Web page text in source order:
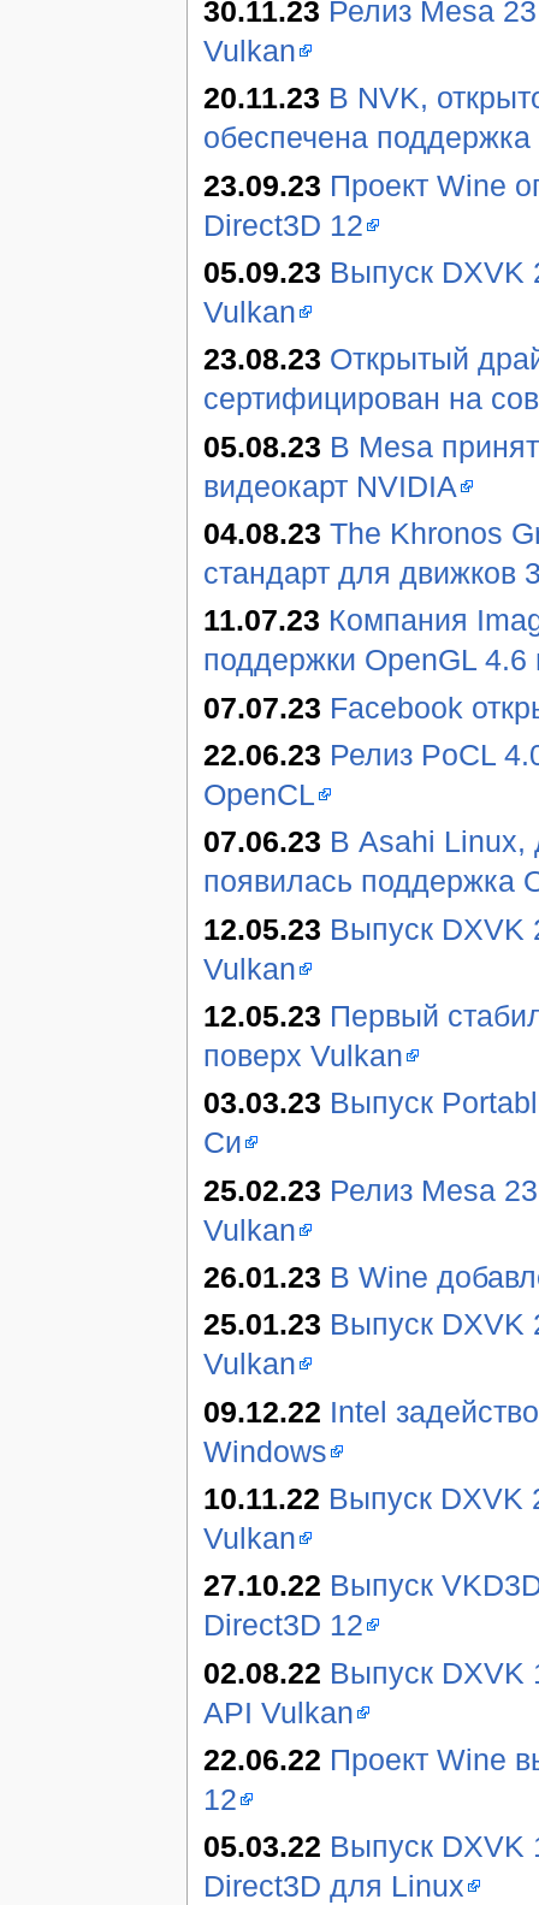
30.11.23 Релиз Mesa
Vulkan
20.11.23 В NVK,
обеспечена
23.09.23 Проект Wine
Direct3D 12
05.09.23 Выпуск DXVK
Vulkan
23.08.23 Открытый
сертифицирован на
05.08.23 В Mesa
видеокарт NVIDIA
04.08.23 The Khronos
стандарт для движков
11.07.23 Компания
поддержки OpenGL 4.6
07.07.23 Facebook
22.06.23 Релиз PoCL
OpenCL
07.06.23 В Asahi Linux,
появилась поддержка
12.05.23 Выпуск DXVK
Vulkan
12.05.23 Первый
поверх Vulkan
03.03.23 Выпуск
Си
25.02.23 Релиз Mesa
Vulkan
26.01.23 В Wine
25.01.23 Выпуск DXVK
Vulkan
09.12.22 Intel
Windows
10.11.22 Выпуск DXVK
Vulkan
27.10.22 Выпуск
Direct3D 12
02.08.22 Выпуск DXVK
API Vulkan
22.06.22 Проект Wine
12
05.03.22 Выпуск DXVK
Direct3D для Linux